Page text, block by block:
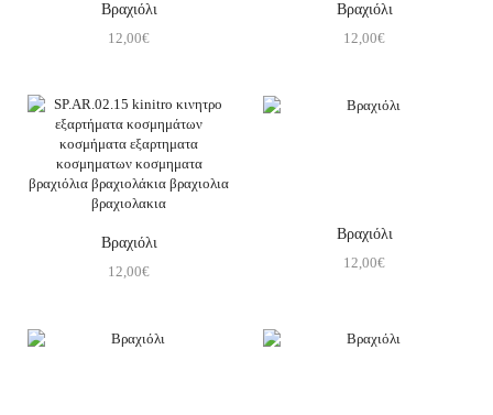
Βραχιόλι
12,00€
Βραχιόλι
12,00€
Βραχιόλι
12,00€
Βραχιόλι
12,00€